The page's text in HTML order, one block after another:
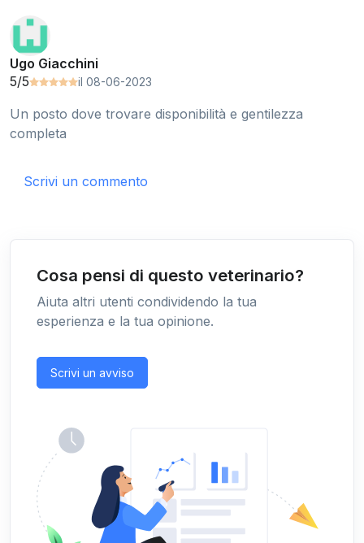
Ugo Giacchini
5/5
il 08-06-2023
Un posto dove trovare disponibilità e gentilezza
completa
Scrivi un commento
Cosa pensi di questo veterinario?
Aiuta altri utenti condividendo la tua
esperienza e la tua opinione.
Scrivi un avviso